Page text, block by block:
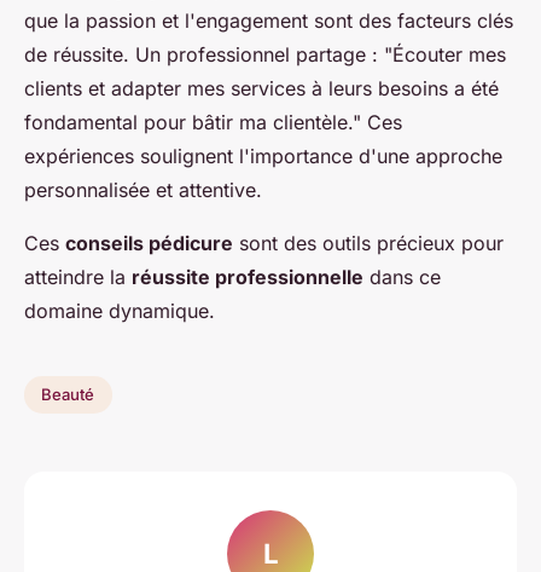
que la passion et l'engagement sont des facteurs clés
de réussite. Un professionnel partage : "Écouter mes
clients et adapter mes services à leurs besoins a été
fondamental pour bâtir ma clientèle." Ces
expériences soulignent l'importance d'une approche
personnalisée et attentive.
Ces conseils pédicure sont des outils précieux pour
atteindre la réussite professionnelle dans ce
domaine dynamique.
Beauté
L